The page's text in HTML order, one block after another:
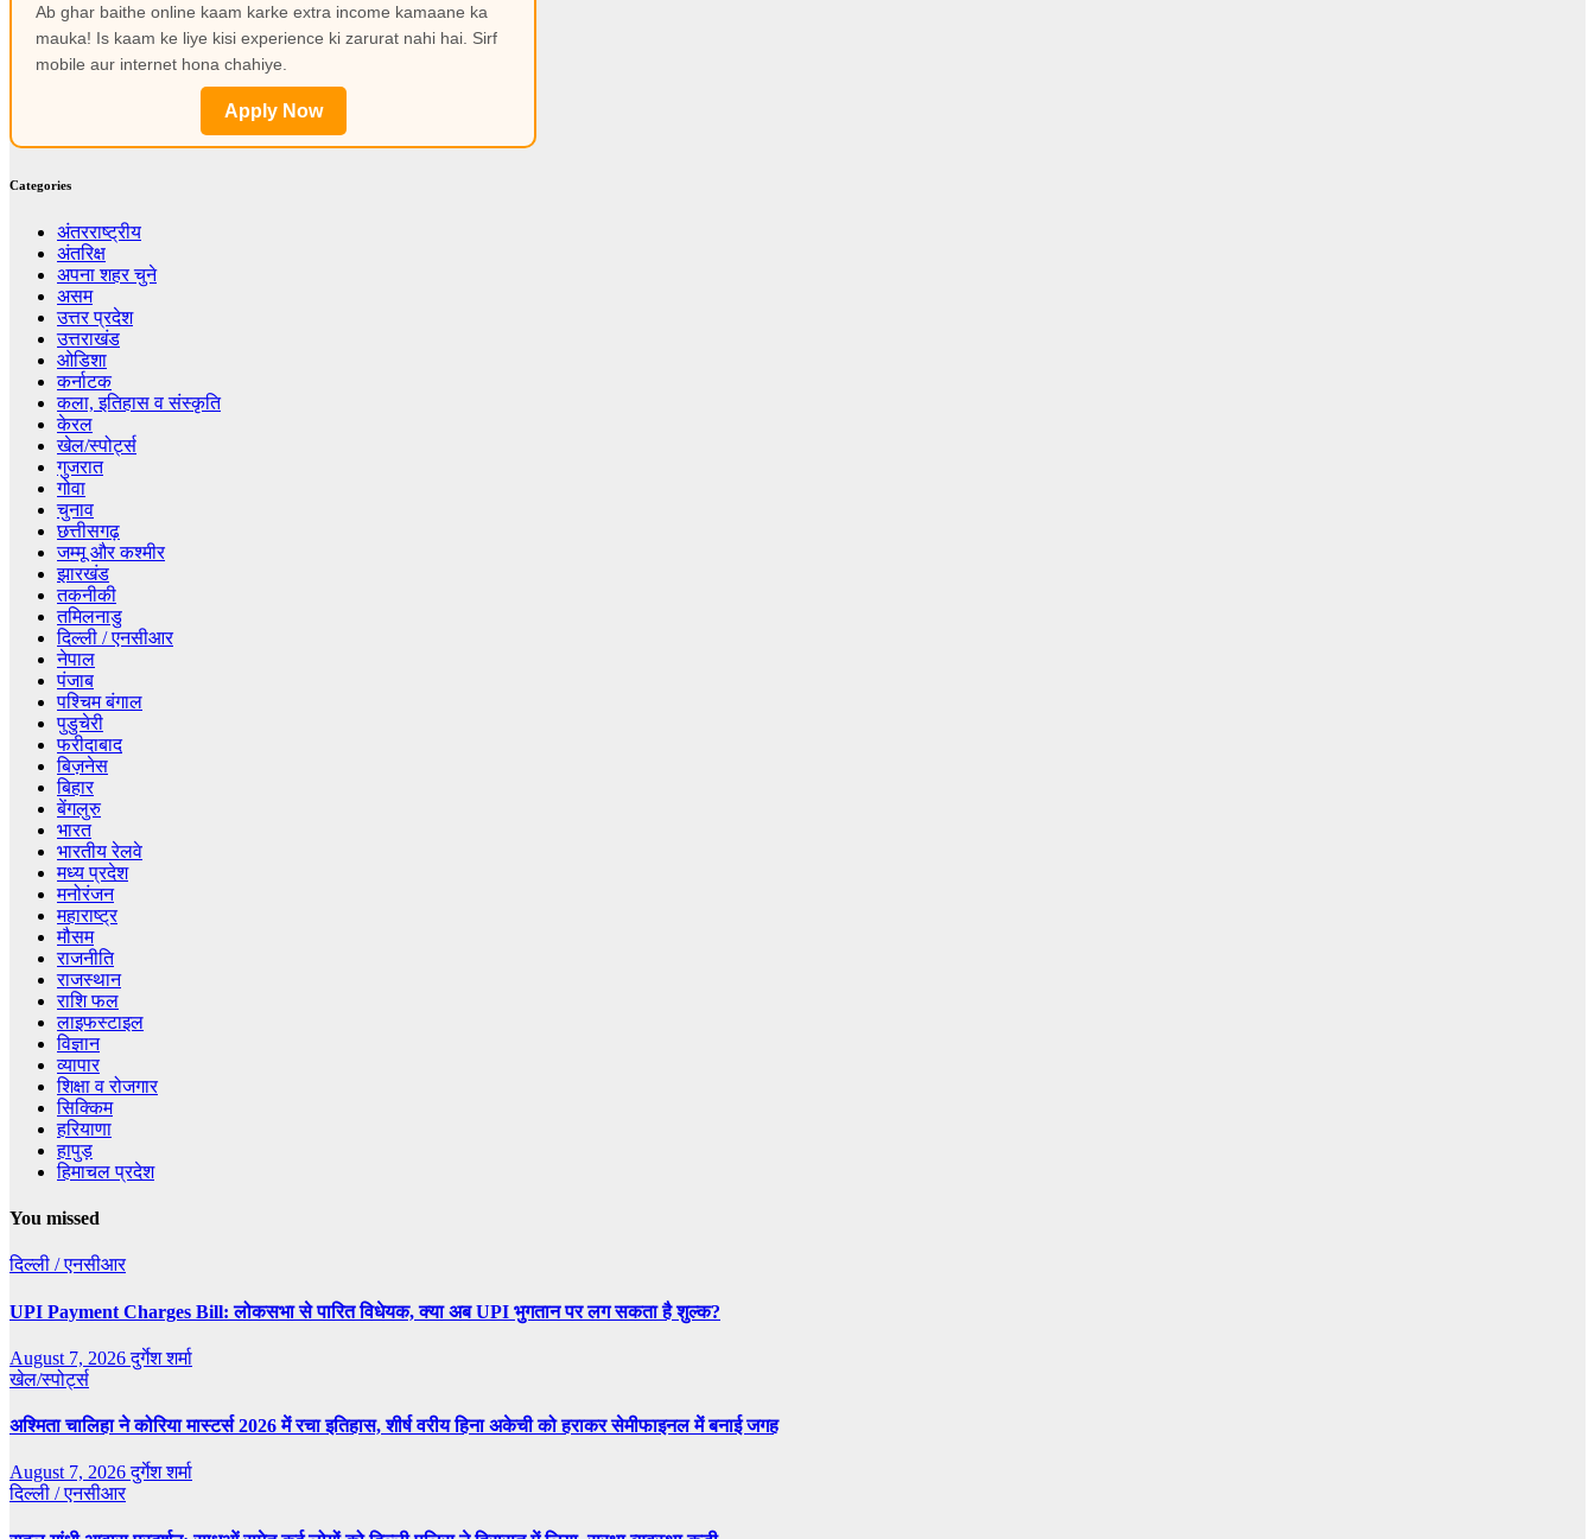
Ab ghar baithe online kaam karke extra income kamaane ka
mauka! Is kaam ke liye kisi experience ki zarurat nahi hai. Sirf
mobile aur internet hona chahiye.
Apply Now
Categories
अंतरराष्ट्रीय
अंतरिक्ष
अपना शहर चुने
असम
उत्तर प्रदेश
उत्तराखंड
ओडिशा
कर्नाटक
कला, इतिहास व संस्कृति
केरल
खेल/स्पोर्ट्स
गुजरात
गोवा
चुनाव
छत्तीसगढ़
जम्मू और कश्मीर
झारखंड
तकनीकी
तमिलनाडु
दिल्ली / एनसीआर
नेपाल
पंजाब
पश्चिम बंगाल
पुडुचेरी
फरीदाबाद
बिज़नेस
बिहार
बेंगलुरु
भारत
भारतीय रेलवे
मध्य प्रदेश
मनोरंजन
महाराष्ट्र
मौसम
राजनीति
राजस्थान
राशि फल
लाइफस्टाइल
विज्ञान
व्यापार
शिक्षा व रोजगार
सिक्किम
हरियाणा
हापुड़
हिमाचल प्रदेश
You missed
दिल्ली / एनसीआर
UPI Payment Charges Bill: लोकसभा से पारित विधेयक, क्या अब UPI भुगतान पर लग सकता है शुल्क?
August 7, 2026दुर्गेश शर्मा
खेल/स्पोर्ट्स
अश्मिता चालिहा ने कोरिया मास्टर्स 2026 में रचा इतिहास, शीर्ष वरीय हिना अकेची को हराकर सेमीफाइनल में बनाई जगह
August 7, 2026दुर्गेश शर्मा
दिल्ली / एनसीआर